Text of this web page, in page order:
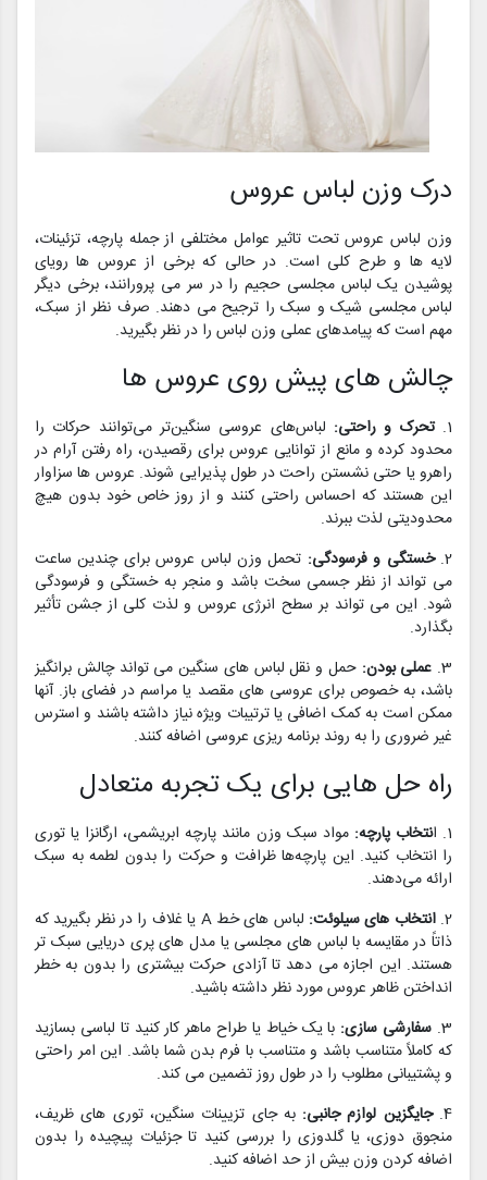
درک وزن لباس عروس
وزن لباس عروس تحت تاثیر عوامل مختلفی از جمله پارچه، تزئینات،
لایه ها و طرح کلی است. در حالی که برخی از عروس ها رویای
پوشیدن یک لباس مجلسی حجیم را در سر می پرورانند، برخی دیگر
لباس مجلسی شیک و سبک را ترجیح می دهند. صرف نظر از سبک،
مهم است که پیامدهای عملی وزن لباس را در نظر بگیرید.
چالش های پیش روی عروس ها
1. تحرک و راحتی: لباس‌های عروسی سنگین‌تر می‌توانند حرکات را
محدود کرده و مانع از توانایی عروس برای رقصیدن، راه رفتن آرام در
راهرو یا حتی نشستن راحت در طول پذیرایی شوند. عروس ها سزاوار
این هستند که احساس راحتی کنند و از روز خاص خود بدون هیچ
محدودیتی لذت ببرند.
2. خستگی و فرسودگی: تحمل وزن لباس عروس برای چندین ساعت
می تواند از نظر جسمی سخت باشد و منجر به خستگی و فرسودگی
شود. این می تواند بر سطح انرژی عروس و لذت کلی از جشن تأثیر
بگذارد.
3. عملی بودن: حمل و نقل لباس های سنگین می تواند چالش برانگیز
باشد، به خصوص برای عروسی های مقصد یا مراسم در فضای باز. آنها
ممکن است به کمک اضافی یا ترتیبات ویژه نیاز داشته باشند و استرس
غیر ضروری را به روند برنامه ریزی عروسی اضافه کنند.
راه حل هایی برای یک تجربه متعادل
1. ا نتخاب پارچه: مواد سبک وزن مانند پارچه ابریشمی، ارگانزا یا توری
را انتخاب کنید. این پارچه‌ها ظرافت و حرکت را بدون لطمه به سبک
ارائه می‌دهند.
2. انتخاب های سیلوئت:
لباس های خط A یا غلاف را در نظر بگیرید که
ذاتاً در مقایسه با لباس های مجلسی یا مدل های پری دریایی سبک تر
هستند. این اجازه می دهد تا آزادی حرکت بیشتری را بدون به خطر
انداختن ظاهر عروس مورد نظر داشته باشید.
3. سفارشی سازی: با یک خیاط یا طراح ماهر کار کنید تا لباسی بسازید
که کاملاً متناسب باشد و متناسب با فرم بدن شما باشد. این امر راحتی
و پشتیبانی مطلوب را در طول روز تضمین می کند.
4. جایگزین لوازم جانبی: به جای تزیینات سنگین، توری های ظریف،
منجوق دوزی، یا گلدوزی را بررسی کنید تا جزئیات پیچیده را بدون
اضافه کردن وزن بیش از حد اضافه کنید.